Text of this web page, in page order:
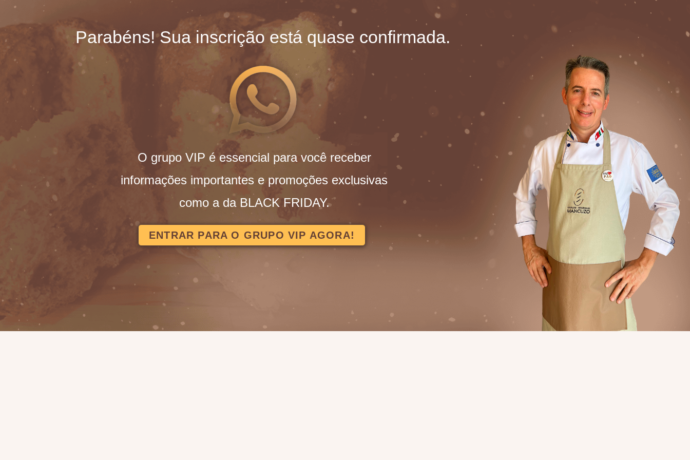
Parabéns! Sua inscrição está quase confirmada.
O grupo VIP é essencial para você receber
informações importantes e promoções exclusivas
como a da BLACK FRIDAY.
ENTRAR PARA O GRUPO VIP AGORA!